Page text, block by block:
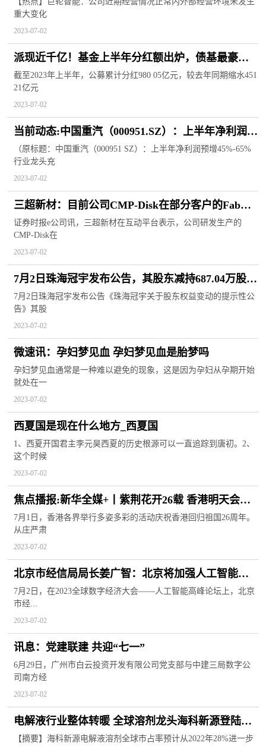
重大变化
2023-07-02
派现近千亿！基金上半年分红额出炉，债基最豪
爽，占比超八成_天天信息
截至2023年上半年，公募累计分红980 05亿元，较去年同期缩水451
21亿元
2023-07-02
当前动态:中国重汽（000951.SZ）：上半年净利润预
增45%-65% 行业龙头充分受益行业上升周期
（原标题：中国重汽（000951 SZ）：上半年净利润预增45%-65%
行业龙头充
2023-07-02
三超新材：目前公司CMP-Disk在部分客户的Fab端
已经通过验证
证券时报e公司讯，三超新材在互动平台表示，公司研发生产的
CMP-Disk在
2023-07-02
7月2日珠海冠宇发布公告，其股东减持687.04万股|
世界快播
7月2日珠海冠宇发布公告《珠海冠宇关于股东权益变动的提示性公
告》其股
2023-07-02
微速讯：孕妇梦见血 孕妇梦见血是胎梦吗
孕妇梦见血通常是一种难以避免的现象，这是因为孕妇从孕期开始
就处在一
2023-07-02
西夏国是现在什么地方_西夏国
1、西夏开国君主李元昊西夏的历史根源可以一直追踪到唐初。2、
这个时候
2023-07-02
焦点播报:新华全媒+丨紫荆花开26载 香港明天会更
好
7月1日，香港各界举行多姿多彩的活动庆祝香港回归祖国26周年。
从庄严肃
2023-07-02
北京市经信局局长姜广智：北京将加强人工智能政
策创新 加大场景开放力度
7月2日，在2023全球数字经济大会——人工智能高峰论坛上，北京
市经...
2023-07-02
讯息：党建联建 共迎“七一”
6月29日，广州市白云投资开发有限公司党支部与中建三局数字公
司南方经
2023-07-02
电解液行业整体转暖 全球溶剂龙头海科新源登陆创
业板
【摘要】海科新源电解液溶剂全球市占率预计从2022年28%进一步